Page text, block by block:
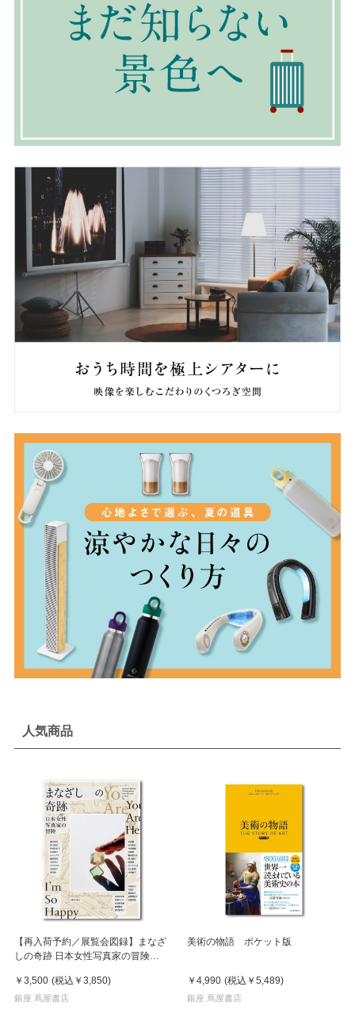
人気商品
【再入荷予約／展覧会図録】まなざ
しの奇跡 日本女性写真家の冒険
￥3,500 (税込 ￥3,850)
銀座 蔦屋書店
美術の物語 ポケット版
￥4,990 (税込 ￥5,489)
銀座 蔦屋書店